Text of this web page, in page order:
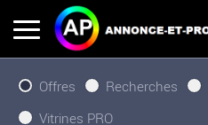
Offres Recherches
Vitrines PRO